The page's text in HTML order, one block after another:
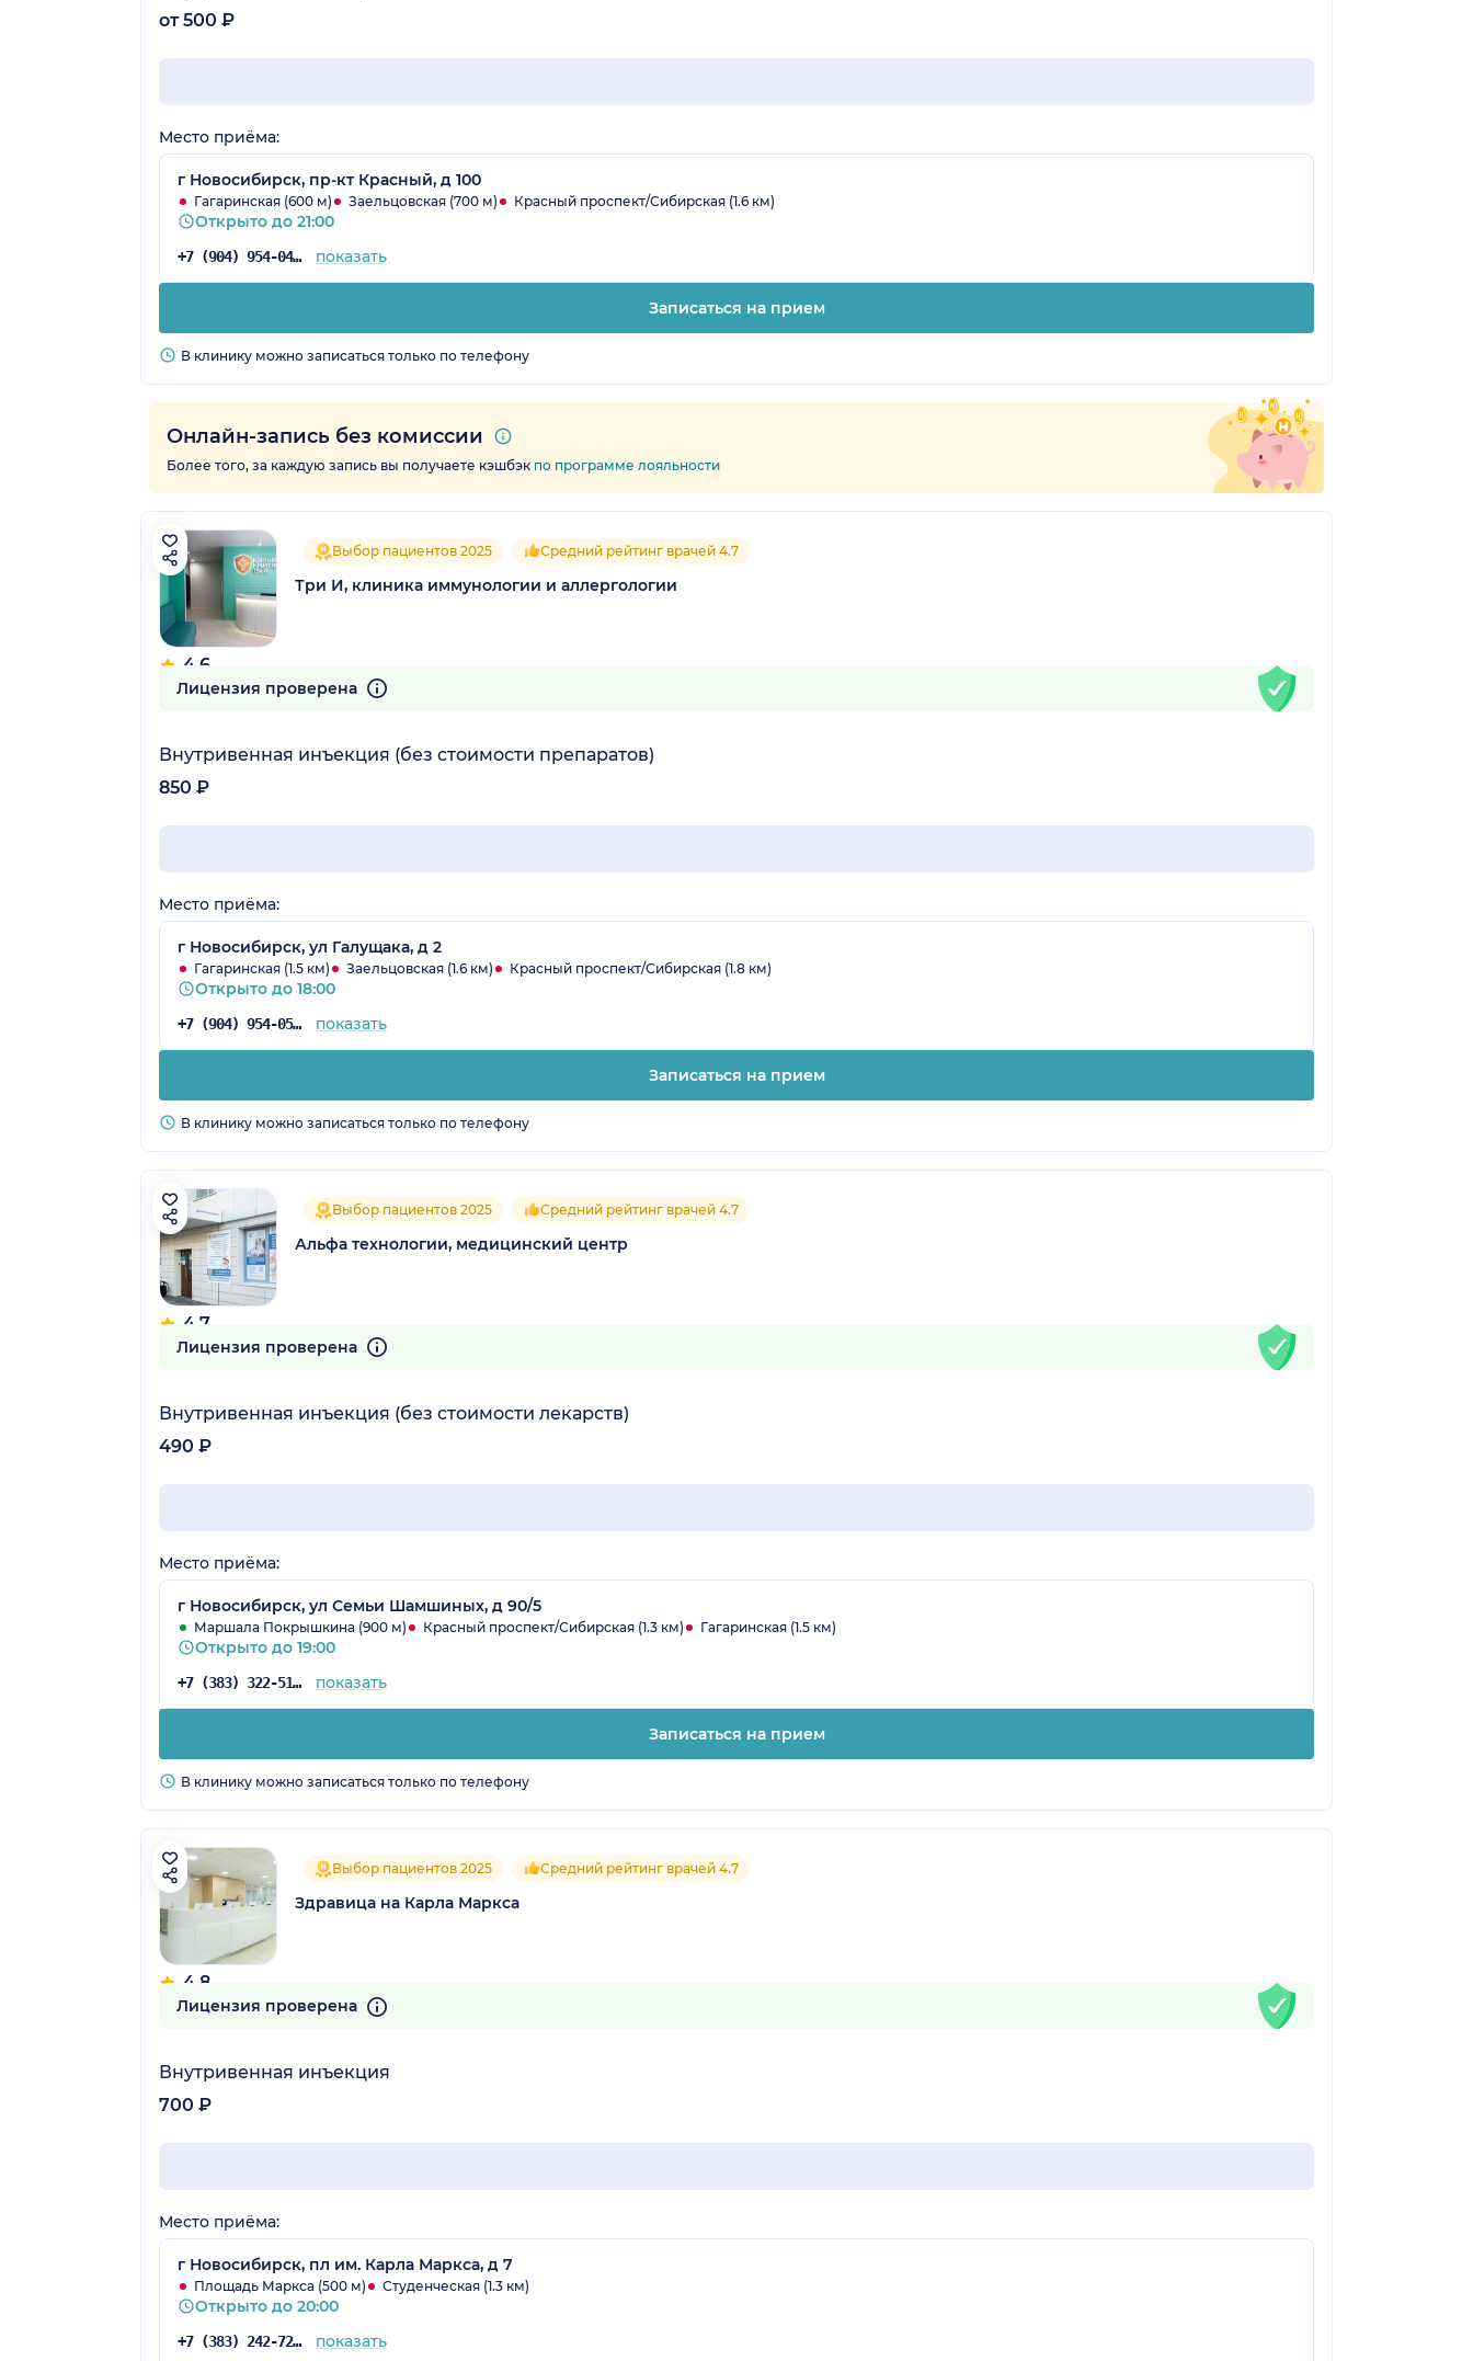
от 500 ₽
Место приёма:
г Новосибирск, пр-кт Красный, д 100
Гагаринская (600 м) Заельцовская (700 м) Красный проспект/Сибирская (1.6 км)
Открыто до 21:00
+7 (904) 954-04-97 показать
Записаться на прием
В клинику можно записаться только по телефону
Онлайн-запись без комиссии
Более того, за каждую запись вы получаете кэшбэк по программе лояльности
4.6
106 отзывов
Выбор пациентов 2025 Средний рейтинг врачей 4.7
Три И, клиника иммунологии и аллергологии
Лицензия проверена
Внутривенная инъекция (без стоимости препаратов)
850 ₽
Место приёма:
г Новосибирск, ул Галущака, д 2
Гагаринская (1.5 км) Заельцовская (1.6 км) Красный проспект/Сибирская (1.8 км)
Открыто до 18:00
+7 (904) 954-05-23 показать
Записаться на прием
В клинику можно записаться только по телефону
4.7
355 отзывов
Выбор пациентов 2025 Средний рейтинг врачей 4.7
Альфа технологии, медицинский центр
Лицензия проверена
Внутривенная инъекция (без стоимости лекарств)
490 ₽
Место приёма:
г Новосибирск, ул Семьи Шамшиных, д 90/5
Маршала Покрышкина (900 м) Красный проспект/Сибирская (1.3 км) Гагаринская (1.5 км)
Открыто до 19:00
+7 (383) 322-51-84 показать
Записаться на прием
В клинику можно записаться только по телефону
4.8
83 отзыва
Выбор пациентов 2025 Средний рейтинг врачей 4.7
Здравица на Карла Маркса
Лицензия проверена
Внутривенная инъекция
700 ₽
Место приёма:
г Новосибирск, пл им. Карла Маркса, д 7
Площадь Маркса (500 м) Студенческая (1.3 км)
Открыто до 20:00
+7 (383) 242-72-53 показать